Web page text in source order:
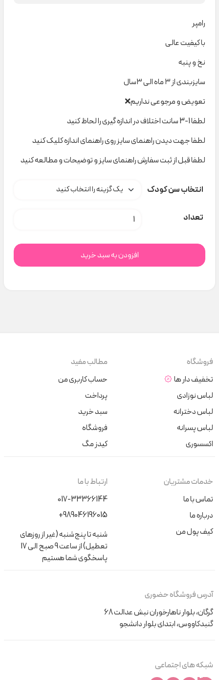
رامپر
با کیفیت عالی
نخ و پنبه
سایزبندی از ۳ ماه الی ۳سال
تعویض و مرجوعی نداریم❌
لطفا 1-3 سانت اختلاف در اندازه گیری را لحاظ کنید
لطفا جهت دیدن راهنمای سایز روی راهنمای اندازه کلیک کنید
لطفا قبل از ثبت سفارش راهنمای سایز و توضیحات و مطالعه کنید
انتخاب سن کودک
تعداد رامپر برگ ۲۱۴۱ beebaby کد C000136 عدد
افزودن به سبد خرید
فروشگاه
تخفیف دار ها
لباس نوزادی
لباس دخترانه
لباس پسرانه
اکسسوری
مطالب مفید
حساب کاربری من
پرداخت
سبد خرید
فروشگاه
کیدز مگ
خدمات مشتریان
تماس با ما
درباره ما
کیف پول من
ارتباط با ما
017-33366144
+989046196015
شنبه تا پنج‌شنبه (غیر از روزهای
تعطیل) از ساعت 9 صبح الی 17
پاسخگوی شما هستیم
آدرس فروشگاه حضوری
گرگان، بلوار ناهارخوران نبش عدالت 68
گنبدکاووس، ابتدای بلوار دانشجو
شبکه های اجتماعی